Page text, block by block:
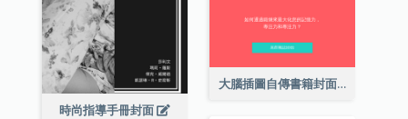
大腦插圖自傳書籍封面
時尚指導手冊封面